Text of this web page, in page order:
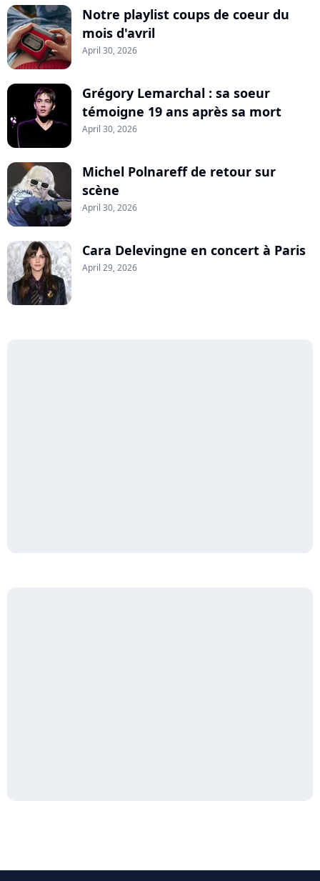
Notre playlist coups de coeur du
mois d'avril
April 30, 2026
Grégory Lemarchal : sa soeur
témoigne 19 ans après sa mort
April 30, 2026
Michel Polnareff de retour sur
scène
April 30, 2026
Cara Delevingne en concert à Paris
April 29, 2026